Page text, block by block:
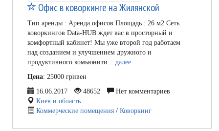
Офис в коворкинге на Жилянской
Тип аренды : Аренда офисов Площадь : 26 м2 Сеть
коворкингов Data-HUB ждет вас в просторный и
комфортный кабинет! Мы уже второй год работаем
над созданием и улучшением дружного и
продуктивного комьюнити... далее
Цена: 25000 гривен
16.06.2017
48652
Нет комментариев
Киев и область
Коммерческие помещения / Коворкинг